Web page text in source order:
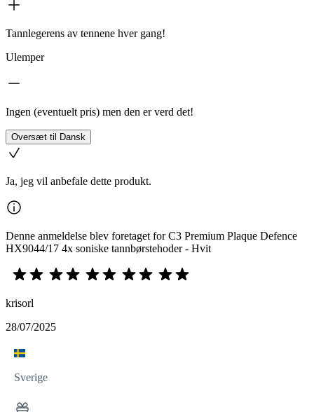
Tannlegerens av tennene hver gang!
Ulemper
Ingen (eventuelt pris) men den er verd det!
Oversæt til Dansk
Ja, jeg vil anbefale dette produkt.
Denne anmeldelse blev foretaget for C3 Premium Plaque Defence
HX9044/17 4x soniske tannbørstehoder - Hvit
krisorl
28/07/2025
Sverige